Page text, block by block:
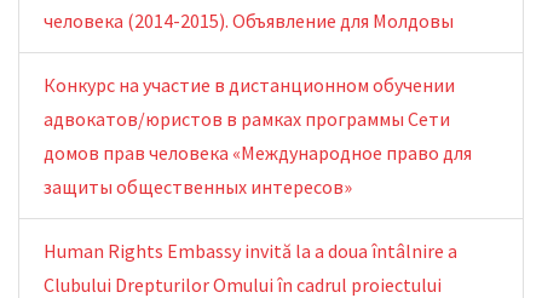
человека (2014-2015). Объявление для Молдовы
Конкурс на участие в дистанционном обучении
адвокатов/юристов в рамках программы Сети
домов прав человека «Международное право для
защиты общественных интересов»
Human Rights Embassy invită la a doua întâlnire a
Clubului Drepturilor Omului în cadrul proiectului